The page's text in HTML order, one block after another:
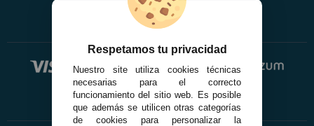
Respetamos tu privacidad
Nuestro site utiliza cookies técnicas
necesarias para el correcto
funcionamiento del sitio web. Es posible
que además se utilicen otras categorías
de cookies para personalizar la